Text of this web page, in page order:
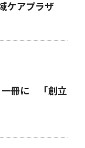
ケアプラザ
冊に 「創立